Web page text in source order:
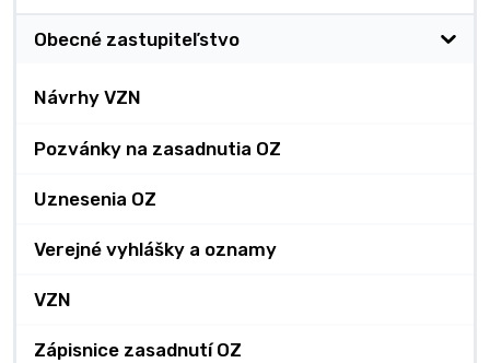
Obecné zastupiteľstvo
Návrhy VZN
Pozvánky na zasadnutia OZ
Uznesenia OZ
Verejné vyhlášky a oznamy
VZN
Zápisnice zasadnutí OZ